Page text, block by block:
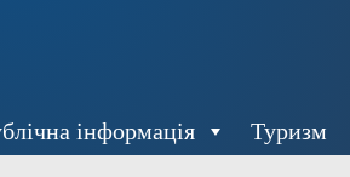
інформація Туризм